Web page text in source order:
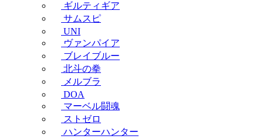
ギルティギア
サムスピ
UNI
ヴァンパイア
ブレイブルー
北斗の拳
メルブラ
DOA
マーベル闘魂
ストゼロ
ハンターハンター